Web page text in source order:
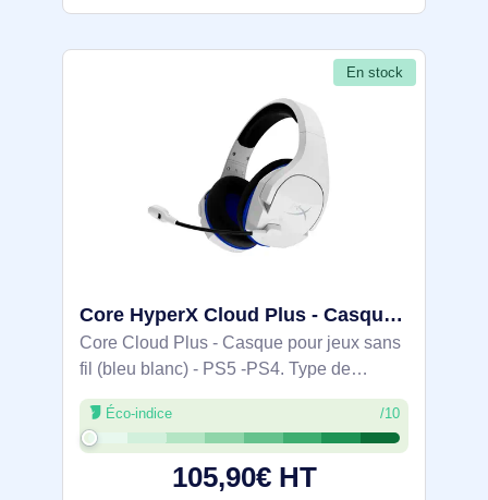
En stock
Core HyperX Cloud Plus - Casque pour jeux sans fil (bleu blanc) - PS5 -PS4 - 4P5J1AA
Core Cloud Plus - Casque pour jeux sans
fil (bleu blanc) - PS5 -PS4. Type de
produit: Casque. Technologie de
connectivité: Avec fil. Utilisation
recommandée: Gaming. Fréquence des
écouteurs: 10 -
Éco-indice /10
105,90€ HT